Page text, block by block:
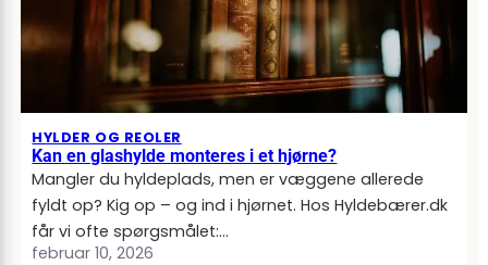
HYLDER OG REOLER
Kan en glashylde monteres i et hjørne?
Mangler du hyldeplads, men er væggene allerede
fyldt op? Kig op – og ind i hjørnet. Hos Hyldebærer.dk
får vi ofte spørgsmålet:…
februar 10, 2026